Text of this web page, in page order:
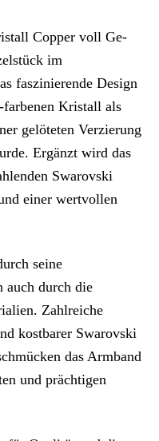
Copper voll Ge-
im
faszinierende Design
farbenen Kristall als
gelöteten Verzierung
Ergänzt wird das
Swarovski
einer wertvollen
seine
auch durch die
Zahlreiche
kostbarer Swarovski
das Armband
und prächtigen